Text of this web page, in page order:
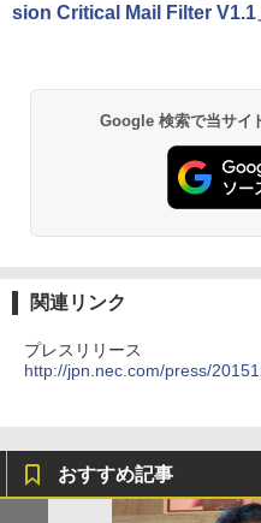
sion Critical Mail Filter V1.1
Google 検索で当サイ
関連リンク
プレスリリース
http://jpn.nec.com/press/
おすすめ記事